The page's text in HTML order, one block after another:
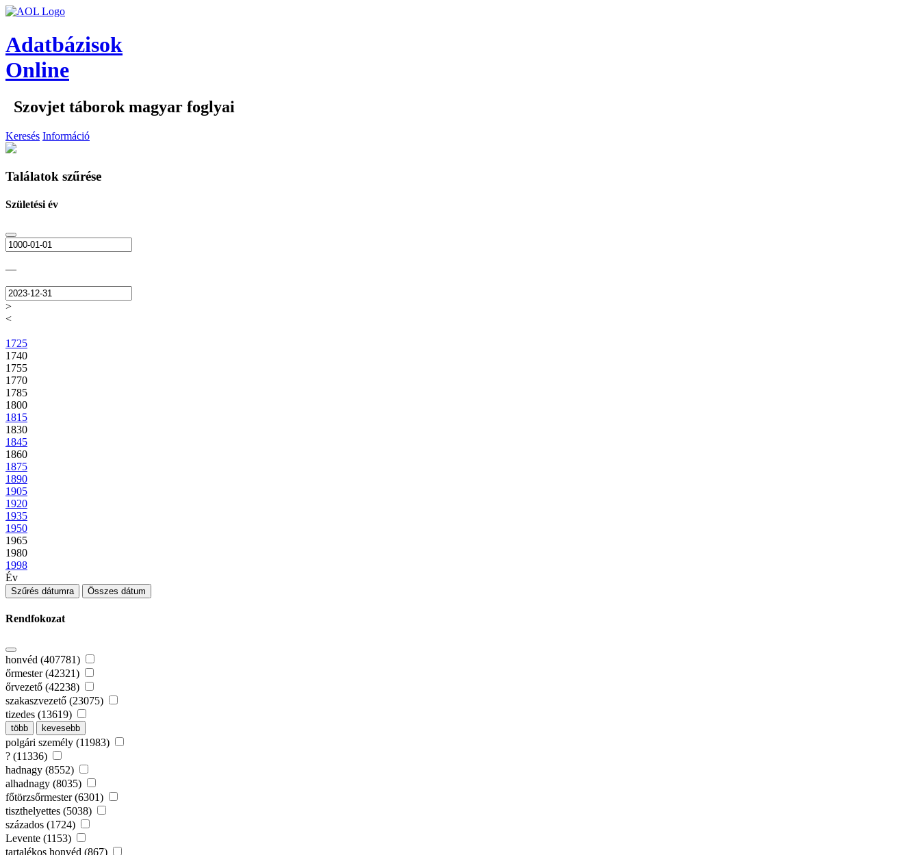
Adatbázisok
Online
Szovjet táborok magyar foglyai
Keresés Információ
Találatok szűrése
Születési év
—
>
<
1725
1740
1755
1770
1785
1800
1815
1830
1845
1860
1875
1890
1905
1920
1935
1950
1965
1980
1998
Év
Szűrés dátumra Összes dátum
Rendfokozat
honvéd (407781)
őrmester (42321)
őrvezető (42238)
szakaszvezető (23075)
tizedes (13619)
több kevesebb
polgári személy (11983)
? (11336)
hadnagy (8552)
alhadnagy (8035)
főtörzsőrmester (6301)
tiszthelyettes (5038)
százados (1724)
Levente (1153)
tartalékos honvéd (867)